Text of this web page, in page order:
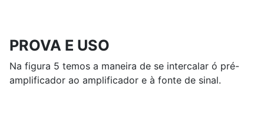
PROVA E USO
Na figura 5 temos a maneira de se intercalar ó pré-
amplificador ao amplificador e à fonte de sinal.